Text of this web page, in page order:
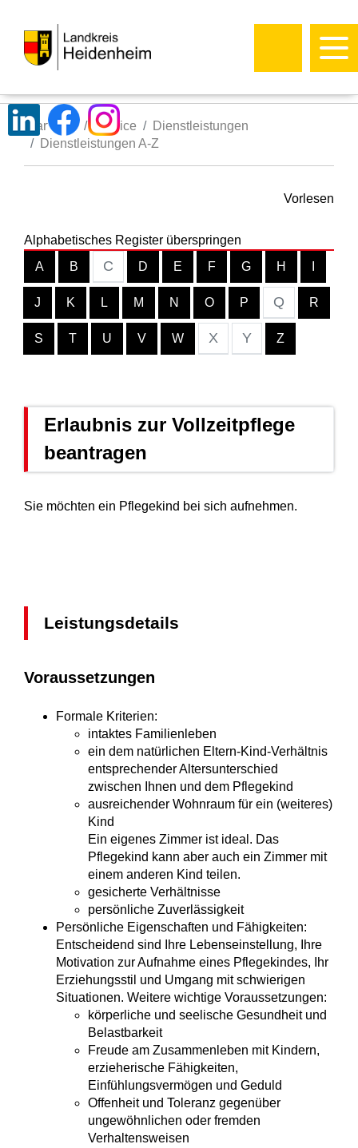
Startseite Service
Dienstleistungen
Dienstleistungen A-Z
Vorlesen
Alphabetisches Register überspringen
A
B C D E F G H
J K L M N O P Q R
S T U V W X Y Z
Erlaubnis zur Vollzeitpflege
beantragen
Sie möchten ein Pflegekind bei sich aufnehmen.
Leistungsdetails
Voraussetzungen
Formale Kriterien:
intaktes Familienleben
ein dem natürlichen Eltern-Kind-Verhältnis
entsprechender Altersunterschied
zwischen Ihnen und dem Pflegekind
ausreichender Wohnraum für ein (weiteres)
Kind
Ein eigenes Zimmer ist ideal. Das
Pflegekind kann aber auch ein Zimmer mit
einem anderen Kind teilen.
gesicherte Verhältnisse
persönliche Zuverlässigkeit
Persönliche Eigenschaften und Fähigkeiten:
Entscheidend sind Ihre Lebenseinstellung, Ihre
Motivation zur Aufnahme eines Pflegekindes, Ihr
Erziehungsstil und Umgang mit schwierigen
Situationen. Weitere wichtige Voraussetzungen:
körperliche und seelische Gesundheit und
Belastbarkeit
Freude am Zusammenleben mit Kindern,
erzieherische Fähigkeiten,
Einfühlungsvermögen und Geduld
Offenheit und Toleranz gegenüber
ungewöhnlichen oder fremden
Verhaltensweisen